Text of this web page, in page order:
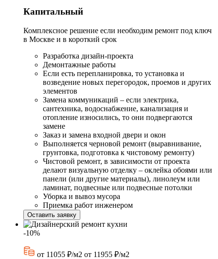
Капитальный
Комплексное решение если необходим ремонт под ключ
в Москве и в короткий срок
Разработка дизайн-проекта
Демонтажные работы
Если есть перепланировка, то установка и
возведение новых перегородок, проемов и других
элементов
Замена коммуникаций – если электрика,
сантехника, водоснабжение, канализация и
отопление износились, то они подвергаются
замене
Заказ и замена входной двери и окон
Выполняется черновой ремонт (выравнивание,
грунтовка, подготовка к чистовому ремонту)
Чистовой ремонт, в зависимости от проекта
делают визуальную отделку – оклейка обоями или
панели (или другие материалы), линолеум или
ламинат, подвесные или подвесные потолки
Уборка и вывоз мусора
Приемка работ инженером
Оставить заявку
-10%
от 11055 ₽/м2 от 11955 ₽/м2